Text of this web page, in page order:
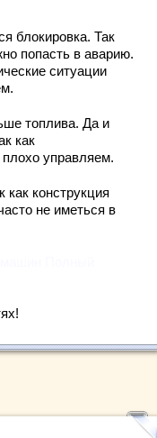
блокировка. Так
попасть в аварию.
ситуации
топлива. Да и
как
управляем.
как конструкция
не иметься в